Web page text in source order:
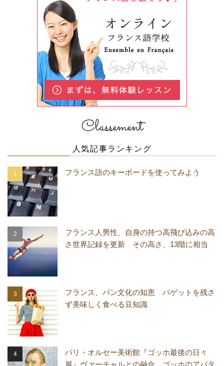
Classement
人気記事ランキング
フランス語のキーボードを使ってみよう
フランス人男性、自身の持つ高飛び込みの高
さ世界記録を更新 その高さ、13階に相当
フランス、パン文化の知恵 バゲットを残さ
ず美味しく食べる豆知識
パリ・オルセー美術館『ゴッホ最後の日々
展』ヴァーチャルとの融合 ゴッホのアバタ